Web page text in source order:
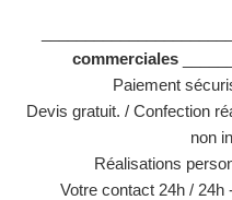
commerciales
Paiement
Devis gratuit. / Confection
non
Réalisations
Votre contact 24h / 24h